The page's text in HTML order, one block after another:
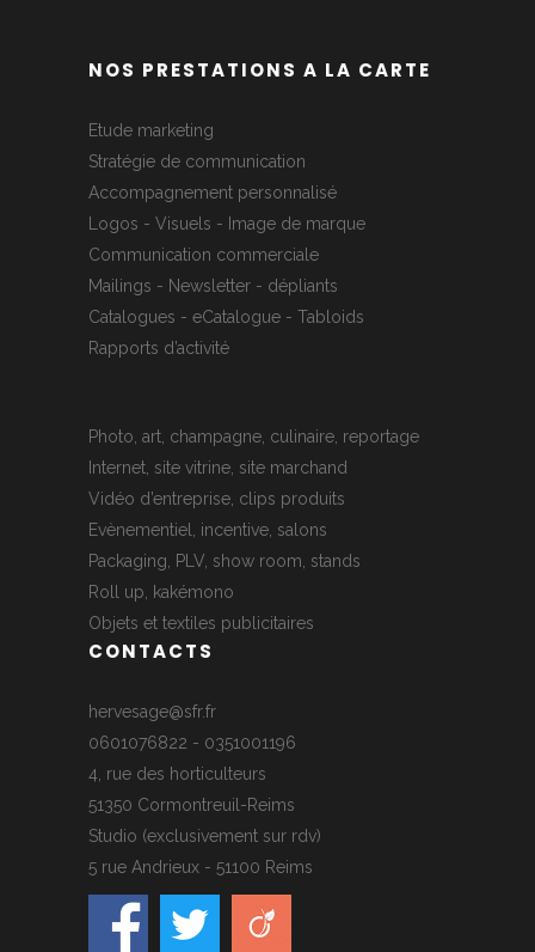
NOS PRESTATIONS A LA CARTE
Etude marketing
Stratégie de communication
Accompagnement personnalisé
Logos - Visuels - Image de marque
Communication commerciale
Mailings - Newsletter - dépliants
Catalogues - eCatalogue - Tabloids
Rapports d’activité
Photo, art, champagne, culinaire, reportage
Internet, site vitrine, site marchand
Vidéo d’entreprise, clips produits
Evènementiel, incentive, salons
Packaging, PLV, show room, stands
Roll up, kakémono
Objets et textiles publicitaires
CONTACTS
hervesage@sfr.fr
0601076822 - 0351001196
4, rue des horticulteurs
51350 Cormontreuil-Reims
Studio (exclusivement sur rdv)
5 rue Andrieux - 51100 Reims